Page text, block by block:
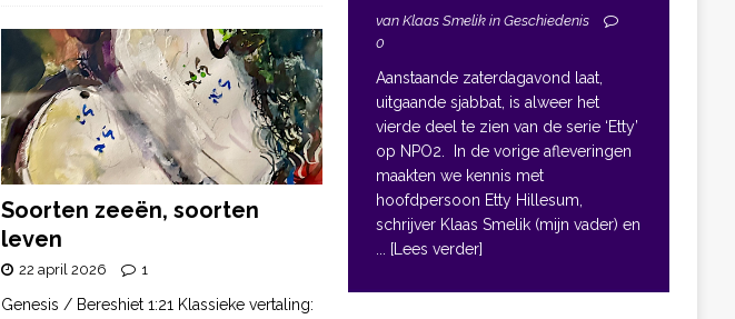
Soorten zeeën, soorten
leven
22 april 2026 1
Genesis / Bereshiet 1:21 Klassieke vertaling:
van Klaas Smelik in Geschiedenis
0
Aanstaande zaterdagavond laat,
uitgaande sjabbat, is alweer het
vierde deel te zien van de serie ‘Etty’
op NPO2. In de vorige afleveringen
maakten we kennis met
hoofdpersoon Etty Hillesum,
schrijver Klaas Smelik (mijn vader) en
... [Lees verder]